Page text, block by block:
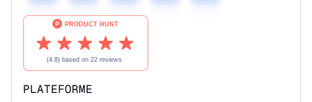
PLATEFORME